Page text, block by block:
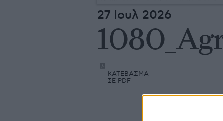
27 Ιουλ 2026
KATEΒΑΣΜΑ
ΣΕ PDF